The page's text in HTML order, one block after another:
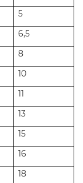
5
6,5
8
10
11
13
15
16
18